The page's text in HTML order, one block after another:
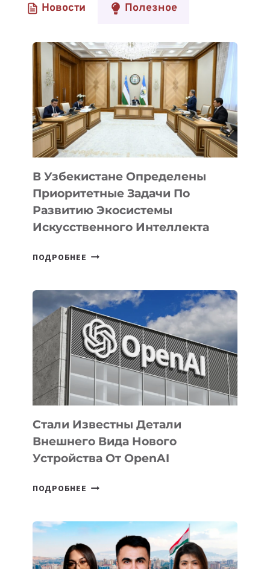
Новости Полезное
В Узбекистане Определены
Приоритетные Задачи По
Развитию Экосистемы
Искусственного Интеллекта
ПОДРОБНЕЕ В
ПРИОРИТЕТНЫЕ
ЗАДАЧИ
ПО
РАЗВИТИЮ
ЭКОСИСТЕМЫ
ИСКУССТВЕННОГО
ИНТЕЛЛЕКТА
Стали Известны Детали
Внешнего Вида Нового
Устройства От OpenAI
ПОДРОБНЕЕ СТАЛИ
ВНЕШНЕГО
ВИДА
НОВОГО